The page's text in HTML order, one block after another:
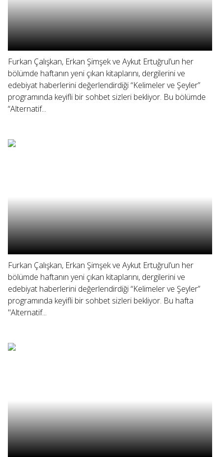
Furkan Çalışkan, Erkan Şimşek ve Aykut Ertuğrul’un her
bölümde haftanın yeni çıkan kitaplarını, dergilerini ve
edebiyat haberlerini değerlendirdiği “Kelimeler ve Şeyler”
programında keyifli bir sohbet sizleri bekliyor. Bu bölümde
“Alternatif...
Furkan Çalışkan, Erkan Şimşek ve Aykut Ertuğrul’un her
bölümde haftanın yeni çıkan kitaplarını, dergilerini ve
edebiyat haberlerini değerlendirdiği “Kelimeler ve Şeyler”
programında keyifli bir sohbet sizleri bekliyor. Bu hafta
"Alternatif...